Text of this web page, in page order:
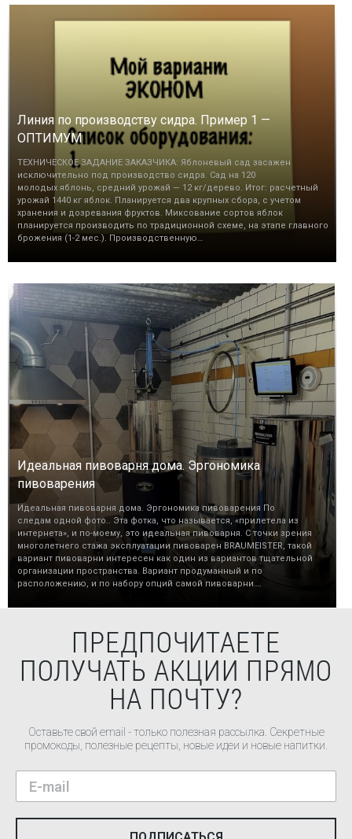
Линия по производству сидра. Пример 1 —
ОПТИМУМ
ТЕХНИЧЕСКОЕ ЗАДАНИЕ ЗАКАЗЧИКА: Яблоневый сад засажен
исключительно под производство сидра. Сад на 120
молодых яблонь, средний урожай — 12 кг/дерево. Итог: расчетный
урожай 1440 кг яблок. Планируется два крупных сбора, с учетом
хранения и дозревания фруктов. Миксование сортов яблок
планируется производить по традиционной схеме, на этапе главного
брожения (1-2 мес.). Производственную…
Идеальная пивоварня дома. Эргономика
пивоварения
Идеальная пивоварня дома. Эргономика пивоварения По
следам одной фото.. Эта фотка, что называется, «прилетела из
интернета», и по-моему, это идеальная пивоварня. С точки зрения
многолетнего стажа эксплуатации пивоварен BRAUMEISTER, такой
вариант пивоварни интересен как один из вариантов тщательной
организации пространства. Вариант продуманный и по
расположению, и по набору опций самой пивоварни….
ПРЕДПОЧИТАЕТЕ
ПОЛУЧАТЬ АКЦИИ ПРЯМО
НА ПОЧТУ?
Оставьте свой email - только полезная рассылка. Секретные
промокоды, полезные рецепты, новые идеи и новые напитки.